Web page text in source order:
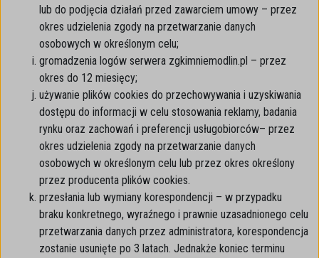
lub do podjęcia działań przed zawarciem umowy – przez
okres udzielenia zgody na przetwarzanie danych
osobowych w określonym celu;
gromadzenia logów serwera zgkimniemodlin.pl – przez
okres do 12 miesięcy;
używanie plików cookies do przechowywania i uzyskiwania
dostępu do informacji w celu stosowania reklamy, badania
rynku oraz zachowań i preferencji usługobiorców– przez
okres udzielenia zgody na przetwarzanie danych
osobowych w określonym celu lub przez okres określony
przez producenta plików cookies.
przesłania lub wymiany korespondencji – w przypadku
braku konkretnego, wyraźnego i prawnie uzasadnionego celu
przetwarzania danych przez administratora, korespondencja
zostanie usunięte po 3 latach. Jednakże koniec terminu